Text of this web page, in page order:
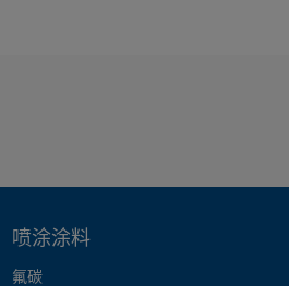
喷涂涂料
氟碳